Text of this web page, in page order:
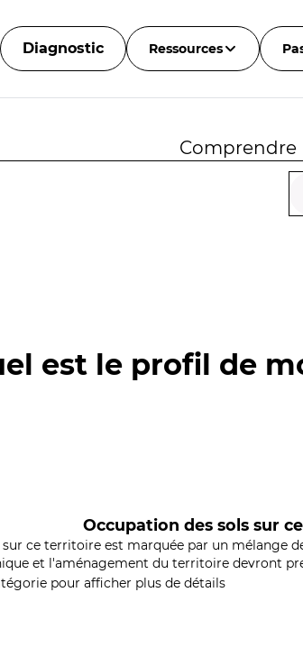
Diagnostic Ressources
Comprendre
est le profil de
Occupation des sols sur
ce territoire est marquée par un mélange
et l'aménagement du territoire devront
pour afficher plus de détails